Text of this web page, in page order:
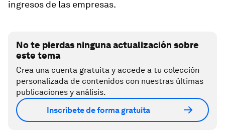
ingresos de las empresas.
No te pierdas ninguna actualización sobre
este tema
Crea una cuenta gratuita y accede a tu colección
personalizada de contenidos con nuestras últimas
publicaciones y análisis.
Inscríbete de forma gratuita